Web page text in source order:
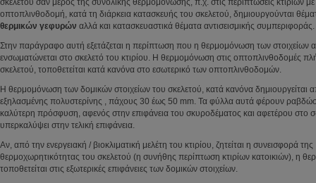
σκελετού σαν μέρος της συνολικής θερμομόνωσης, π.χ. στις περιπτώσεις κτιρίων
οπτοπλινθοδομή, κατά τη διάρκεια κατασκευής του σκελετού, δημιουργούνται
θερμικών γεφυρών αλλά και κατασκευαστικά θέματα αντισεισμικής συμπεριφοράς.
Στην παράγραφο αυτή εξετάζεται η περίπτωση που η θερμομόνωση των στοιχείων
ενσωματώνεται στο σκελετό του κτιρίου. Η θερμομόνωση στις οπτοπλινθοδομές
σκελετού, τοποθετείται κατά κανόνα στο εσωτερικό των οπτοπλινθοδομών.
Η θερμομόνωση των δομικών στοιχείων του σκελετού, κατά κανόνα δημιουργείται
εξηλασμένης πολυστερίνης , πάχους 30 έως 50 mm. Τα φύλλα αυτά φέρουν
καλύτερη πρόσφυση, αφενός στην επιφάνεια του σκυροδέματος και αφετέρου στο
υπερκαλύψει στην τελική επιφάνεια.
Αν, από την ενεργειακή / βιοκλιματική μελέτη του κτιρίου, ζητείται η συνεισφορά της
θερμοχωρητικότητας του σκελετού (η συνήθης περίπτωση κτιρίων κατοικιών), η
τοποθετείται στις εξωτερικές επιφάνειες των δομικών στοιχείων.